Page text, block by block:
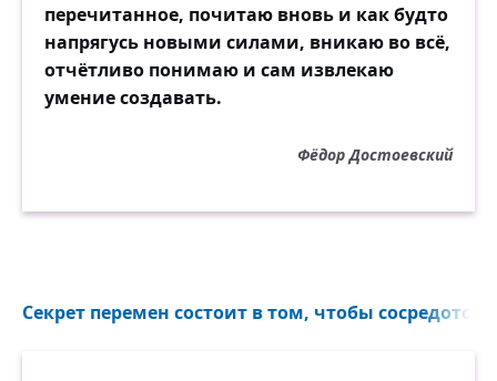
перечитанное, почитаю вновь и как будто
напрягусь новыми силами, вникаю во всё,
отчётливо понимаю и сам извлекаю
умение создавать.
Фёдор Достоевский
Секрет перемен состоит в том, чтобы